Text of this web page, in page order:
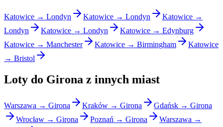
Katowice → Londyn Katowice → Londyn
Katowice →
Londyn
Katowice → Londyn
Katowice → Edynburg
Katowice → Manchester
Katowice → Birmingham
Katowice
→ Bristol
Loty do Girona z innych miast
Warszawa → Girona Kraków → Girona
Gdańsk → Girona
Wrocław → Girona
Poznań → Girona
Warszawa →